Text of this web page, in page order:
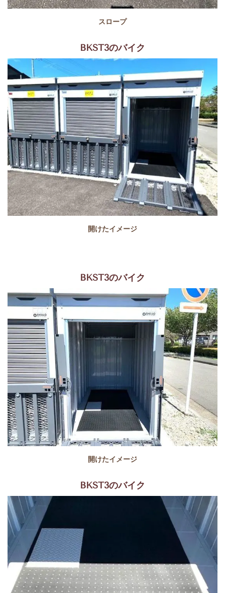
スロープ
BKST3のバイク
開けたイメージ
BKST3のバイク
開けたイメージ
BKST3のバイク